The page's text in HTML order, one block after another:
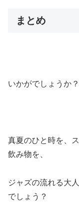
まとめ
いかがでしょうか？
真夏のひと時を、
飲み物を、
ジャズの流れる大
でしょう？